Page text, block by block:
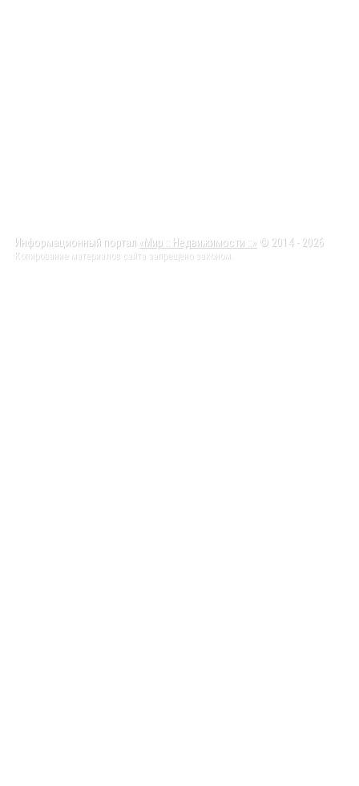
Информационный портал «Мир :: Недвижимости ::» © 2014 - 2026
Копирование материалов сайта запрещено законом.